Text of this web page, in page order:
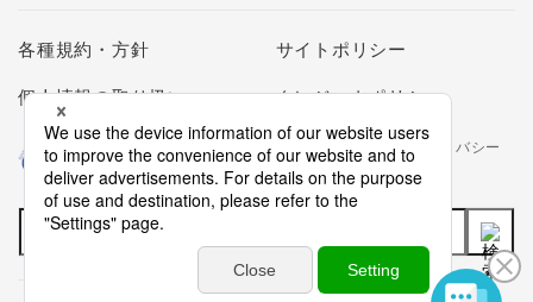
各種規約・方針 サイトポリシー
個人情報の取り扱い クレジットポリシー
当社は個人情報の取扱いを適切に行う企業としてプライバシー
マークの使用を認められた認定業者です。